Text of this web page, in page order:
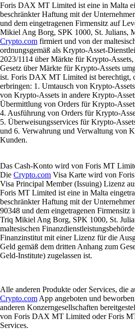
Foris DAX MT Limited ist eine in Malta
beschränkter Haftung mit der
und dem eingetragenen Firmensitz auf
Mikiel Ang Borg, SPK 1000, St. Julians,
Crypto.com firmiert und von der
ordnungsgemäß als Krypto-Asset-
2023/1114 über Märkte für Krypto-
Gesetz über Märkte für Krypto-Assets
ist. Foris DAX MT Limited ist berechtigt,
erbringen: 1. Umtausch von Krypto-
von Krypto-Assets in andere Krypto-
Übermittlung von Orders für Krypto-
4. Ausführung von Orders für Krypto-
5. Überweisungsservices für Krypto-
und 6. Verwahrung und Verwaltung von
Kunden.
Das Cash-Konto wird von Foris MT
Die Crypto.com Visa Karte wird von
Visa Principal Member (Issuing) Lizenz
Foris MT Limited ist eine in Malta
beschränkter Haftung mit der
90348 und dem eingetragenen Firmensitz
Triq Mikiel Ang Borg, SPK 1000, St.
maltesischen
Finanzinstitut mit einer Lizenz für die
Geld gemäß dem dritten Anhang zum
Geld-Institute) zugelassen ist.
Alle anderen Produkte oder Services, die
Crypto.com App angeboten und
anderen Konzerngesellschaften
von Foris DAX MT Limited oder Foris
Services.